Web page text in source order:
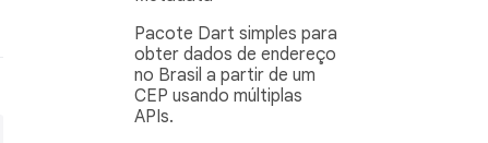
Pacote Dart simples para
obter dados de endereço
no Brasil a partir de um
CEP usando múltiplas
APIs.